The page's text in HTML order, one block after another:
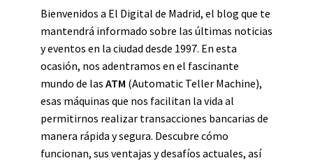
Bienvenidos a El Digital de Madrid, el blog que te
mantendrá informado sobre las últimas noticias
y eventos en la ciudad desde 1997. En esta
ocasión, nos adentramos en el fascinante
mundo de las ATM (Automatic Teller Machine),
esas máquinas que nos facilitan la vida al
permitirnos realizar transacciones bancarias de
manera rápida y segura. Descubre cómo
funcionan, sus ventajas y desafíos actuales, así